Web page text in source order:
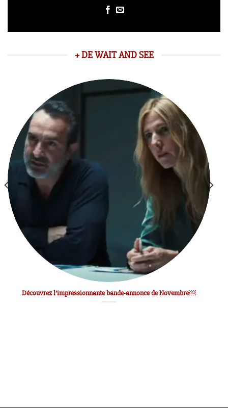
+ DE WAIT AND SEE
Découvrez l’impressionnante bande-annonce de Novembre￼